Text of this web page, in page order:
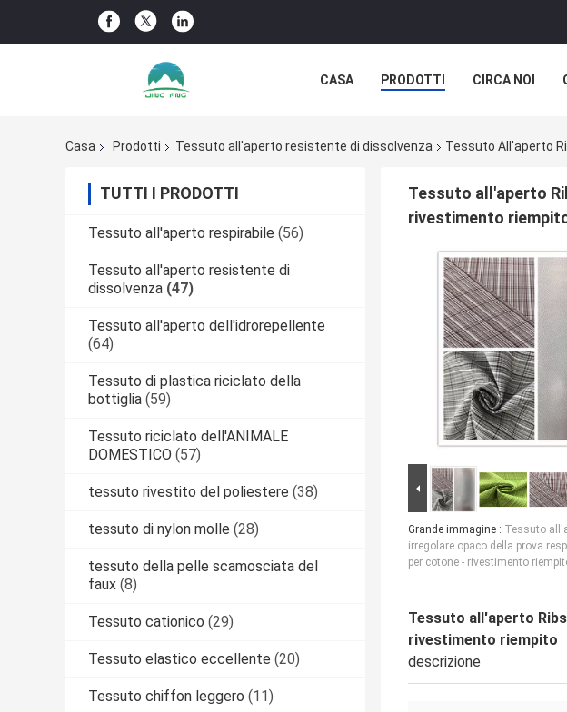
CASA PRODOTTI CIRCA NOI
Casa
Prodotti Tessuto all'aperto resistente di dissolvenza Tessuto All'aperto
TUTTI I PRODOTTI
Tessuto all'aperto respirabile (56)
Tessuto all'aperto resistente di
dissolvenza (47)
Tessuto all'aperto dell'idrorepellente
(64)
Tessuto di plastica riciclato della
bottiglia (59)
Tessuto riciclato dell'ANIMALE
DOMESTICO (57)
tessuto rivestito del poliestere (38)
tessuto di nylon molle (28)
tessuto della pelle scamosciata del
faux (8)
Tessuto cationico (29)
Tessuto elastico eccellente (20)
Tessuto chiffon leggero (11)
Tessuto all'aperto
rivestimento
Grande immagine : Tessuto
irregolare opaco della prova
per cotone - rivestimento
Tessuto all'aperto
rivestimento riempito
descrizione